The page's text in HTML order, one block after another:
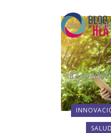
Inicio
HLA en vídeo